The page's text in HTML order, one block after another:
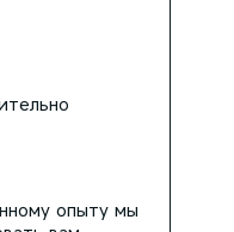
опыту мы